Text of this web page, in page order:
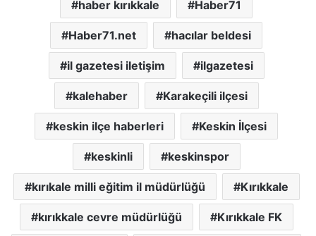
haber kırıkkale Haber71
Haber71.net hacılar beldesi
il gazetesi iletişim ilgazetesi
kalehaber Karakeçili ilçesi
keskin ilçe haberleri Keskin İlçesi
keskinli keskinspor
kırıkale milli eğitim il müdürlüğü Kırıkkale
kırıkkale cevre müdürlüğü Kırıkkale FK